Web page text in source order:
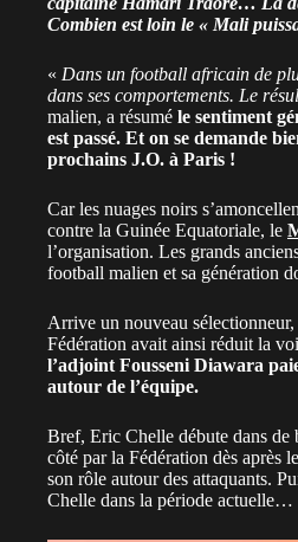
Combien est loin le « Mali
« Dans un football africain de
dans ses comportements. Le
malien, a résumé le sentiment
est passé. Et on se demande
prochains J.O. à Paris !
Car les nuages noirs
contre la Guinée Equatoriale, le
l’organisation. Les grands
football malien et sa génération
Arrive un nouveau
Fédération avait ainsi réduit la
l’adjoint Fousseni Diawara
autour de l’équipe.
Bref, Eric Chelle débute dans de
côté par la Fédération dès après
son rôle autour des attaquants.
Chelle dans la période actuelle…